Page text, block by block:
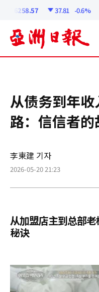
6258.57 37.81 -0.6%
从债务到年
路：信信者的
李東建 기자
2026-05-20 21:23
从加盟店主到总部
秘诀